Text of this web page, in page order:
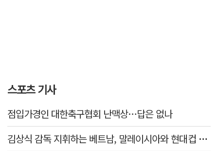
스포츠 기사
점입가경인 대한축구협회 난맥상…답은 없나
김상식 감독 지휘하는 베트남, 말레이시아와 현대컵 4강 격돌